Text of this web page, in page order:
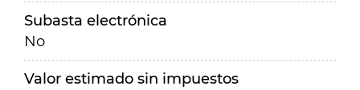
Subasta electrónica
No
Valor estimado sin impuestos